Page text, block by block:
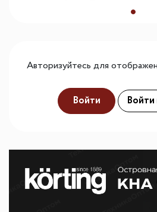
Авторизуйтесь для
Войти Войти